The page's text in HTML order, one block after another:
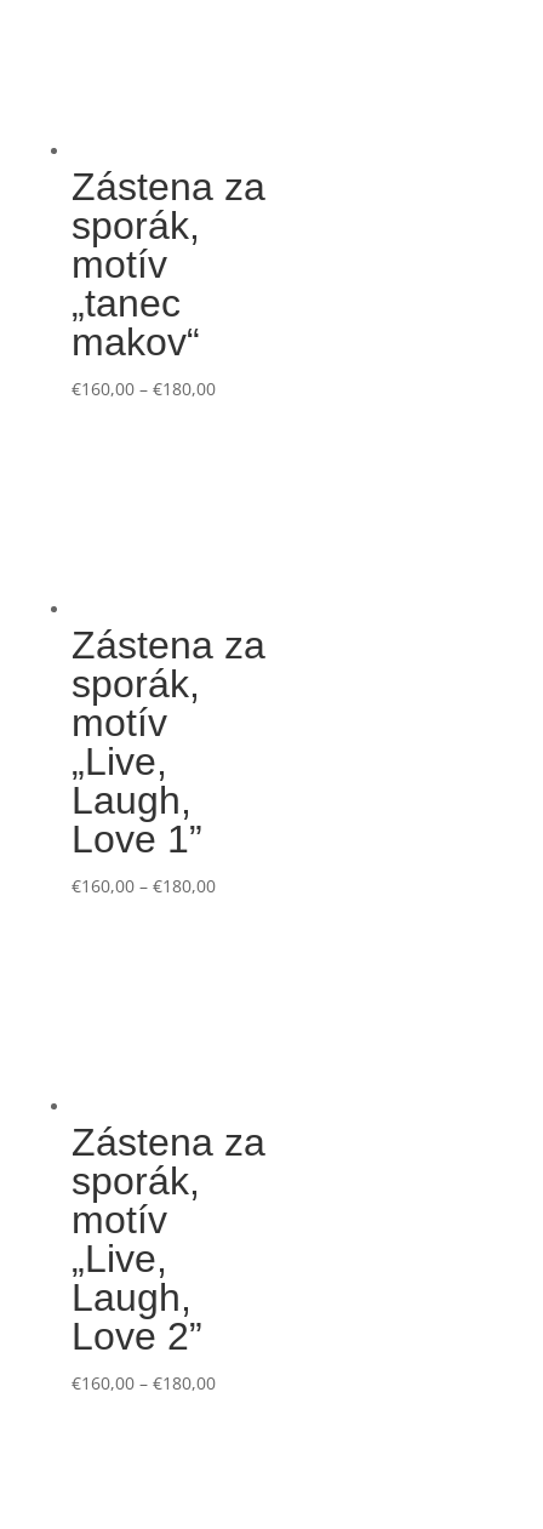
Zástena za
sporák,
motív
„tanec
makov“
€160,00– €180,00
Zástena za
sporák,
motív
„Live,
Laugh,
Love 1”
€160,00– €180,00
Zástena za
sporák,
motív
„Live,
Laugh,
Love 2”
€160,00– €180,00